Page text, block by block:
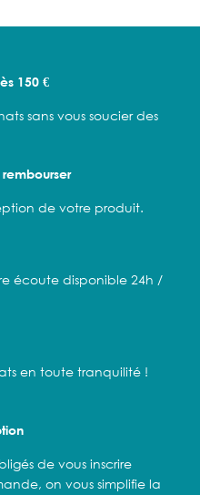
150 €
sans vous soucier des
de votre produit.
écoute disponible 24h /
en toute tranquilité !
de vous inscrire
on vous simplifie la